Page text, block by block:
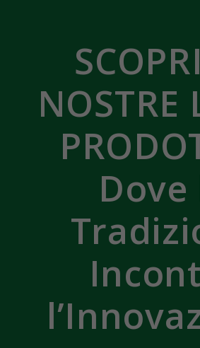
NOSTRE
Dove